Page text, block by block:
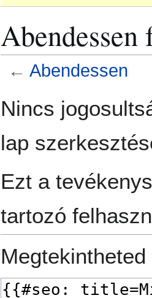
Abendessen
← Abendessen
Nincs
lap
Ezt a
tartozó